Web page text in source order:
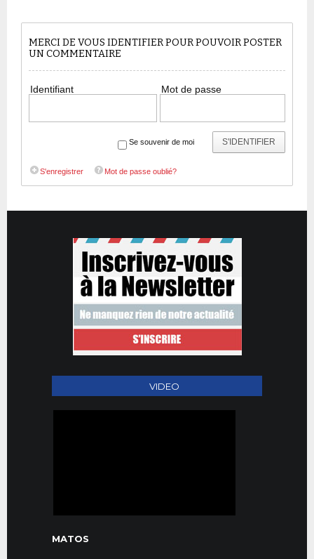
MERCI DE VOUS IDENTIFIER POUR POUVOIR POSTER
UN COMMENTAIRE
Identifiant Mot de passe
S'IDENTIFIER
Se souvenir de moi
S'enregistrer Mot de passe oublié?
VIDEO
MATOS